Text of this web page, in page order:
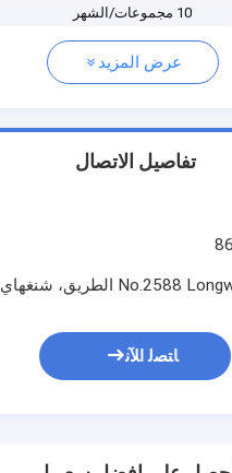
10 مجموعات/الشهر
عرض المزيد
تفاصيل الاتصال
منطقة كسوهوي No.2588 Longwu الطريق، شنغهاي
ﺎﺘﺼﻟ ﺍﻶﻧ